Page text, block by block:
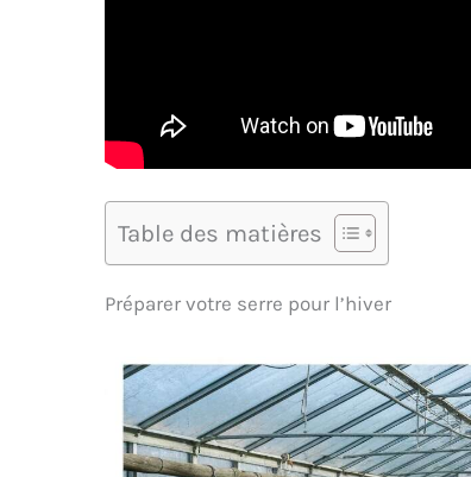
Table des matières
Préparer votre serre pour l’hiver